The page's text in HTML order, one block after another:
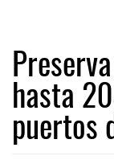
hasta
puertos